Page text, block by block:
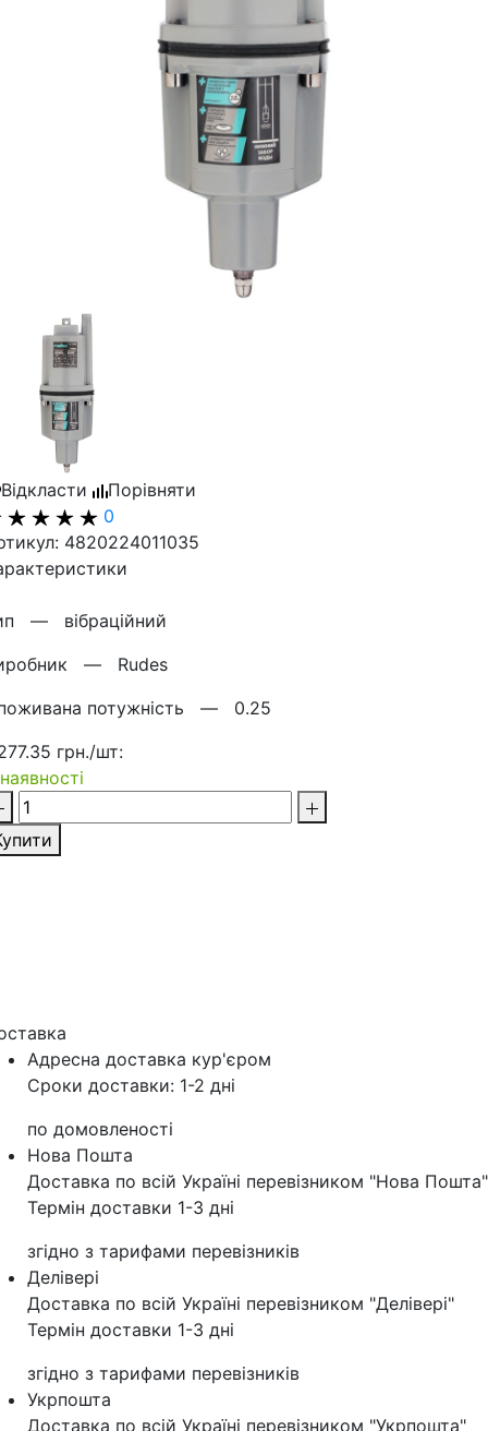
Відкласти
Порівняти
0
4820224011035
— вібраційний
— Rudes
потужність — 0.25
грн./шт:
Адресна доставка кур'‎єром
Сроки доставки: 1-2 дні
по домовленості
Нова Пошта
Доставка по всій Україні перевізником "Нова Пошта"
Термін доставки 1-3 дні
згідно з тарифами перевізників
Делівері
Доставка по всій Україні перевізником "Делівері"
Термін доставки 1-3 дні
згідно з тарифами перевізників
Укрпошта
Доставка по всій Україні перевізником "Укрпошта"